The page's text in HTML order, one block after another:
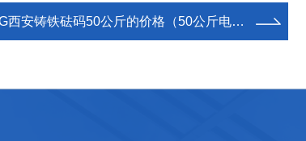
安铸铁砝码50公斤的价格（50公斤电子秤砝码）